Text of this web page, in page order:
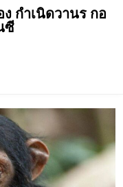
กำเนิดวานร กอ
ซี